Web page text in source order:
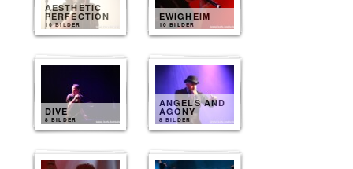
AESTHETIC
PERFECTION
10 BILDER
EWIGHEIM
10 BILDER
DIVE
8 BILDER
ANGELS AND
AGONY
8 BILDER